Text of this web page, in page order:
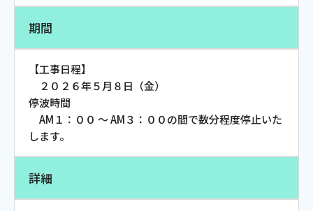
受付時間：9:30〜18:00 年中無休
Webメール
期間
【工事日程】
２０２６年５月８日（金）
停波時間
AM１：００ ～ AM３：００の間で数分程度停止いた
します。
詳細